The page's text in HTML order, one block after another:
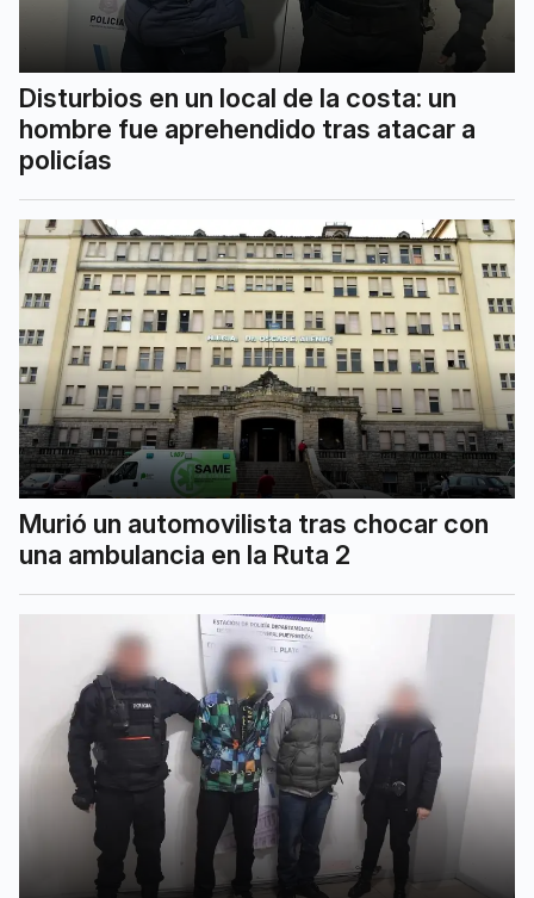
Disturbios en un local de la costa: un
hombre fue aprehendido tras atacar a
policías
Murió un automovilista tras chocar con
una ambulancia en la Ruta 2